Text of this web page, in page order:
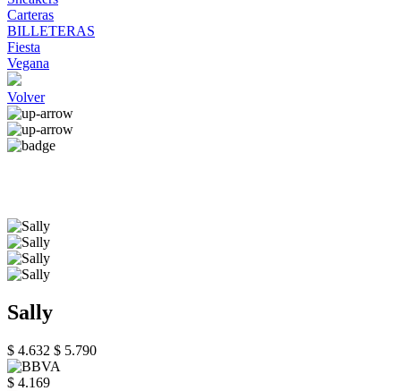
Carteras
BILLETERAS
Fiesta
Vegana
Volver
Sally
$ 4.632 $ 5.790
$ 4.169